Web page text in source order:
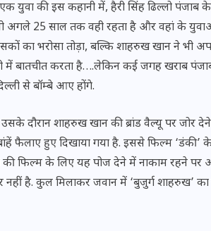
की इस कहानी में, हैरी सिंह ढिल्लो पंजाब के
अगले 25 साल तक वही रहता है और वहां के
का भरोसा तोड़ा, बल्कि शाहरुख खान ने भी
में बातचीत करता है….लेकिन कई जगह खराब
से बॉम्बे आए होंगे.
दौरान शाहरुख खान की ब्रांड वैल्यू पर जोर
बांहें फैलाए हुए दिखाया गया है. इससे फिल्म
की फिल्म के लिए यह पोज देने में नाकाम रहने पर
नहीं है. कुल मिलाकर जवान में ‘बुजुर्ग शाहरुख’
Lekhpal Recruitment
में लेखपाल के पदों
का विज्ञापन जारी,
से शुरू होंगे आवेदन